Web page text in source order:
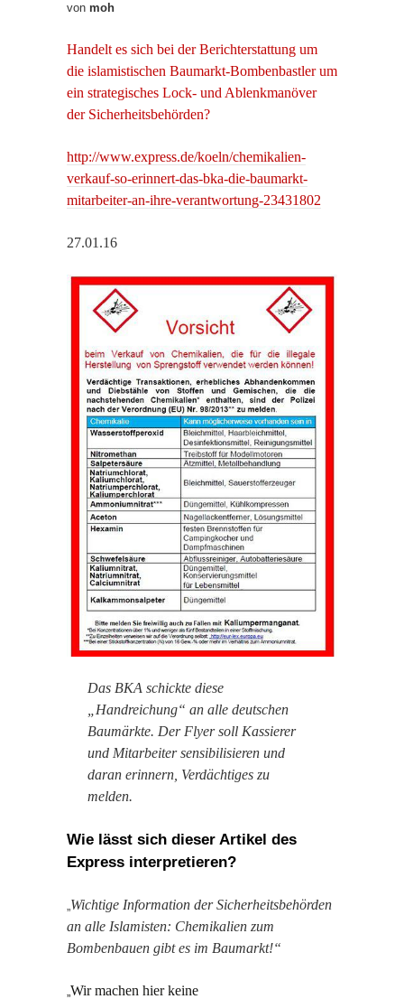
von moh
Handelt es sich bei der Berichterstattung um
die islamistischen Baumarkt-Bombenbastler um
ein strategisches Lock- und Ablenkmanöver
der Sicherheitsbehörden?
http://www.express.de/koeln/chemikalien-
verkauf-so-erinnert-das-bka-die-baumarkt-
mitarbeiter-an-ihre-verantwortung-23431802
27.01.16
Das BKA schickte diese
„Handreichung“ an alle deutschen
Baumärkte. Der Flyer soll Kassierer
und Mitarbeiter sensibilisieren und
daran erinnern, Verdächtiges zu
melden.
Wie lässt sich dieser Artikel des
Express interpretieren?
Wichtige Information der Sicherheitsbehörden
an alle Islamisten: Chemikalien zum
Bombenbauen gibt es im Baumarkt!“
Wir machen hier keine